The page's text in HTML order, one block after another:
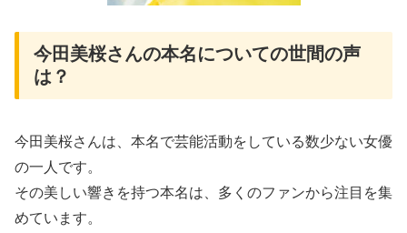
今田美桜さんの本名についての世間の声
は？
今田美桜さんは、本名で芸能活動をしている数少ない女優
の一人です。
その美しい響きを持つ本名は、多くのファンから注目を集
めています。